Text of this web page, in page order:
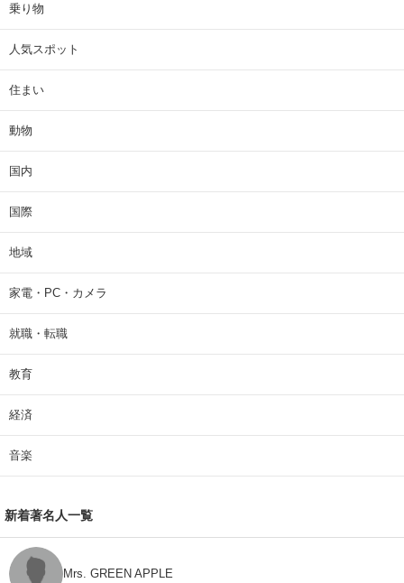
乗り物
人気スポット
住まい
動物
国内
国際
地域
家電・PC・カメラ
就職・転職
教育
経済
音楽
新着著名人一覧
Mrs. GREEN APPLE